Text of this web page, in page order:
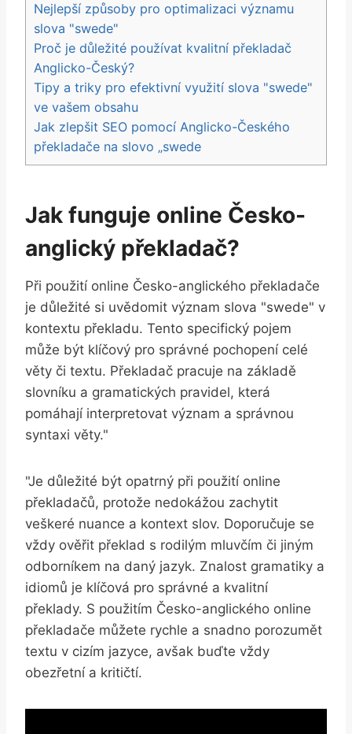
Nejlepší způsoby pro optimalizaci významu
slova "swede"
Proč je důležité používat kvalitní překladač
Anglicko-Český?
Tipy a triky pro efektivní využití slova "swede"
ve vašem obsahu
Jak zlepšit SEO pomocí Anglicko-Českého
překladače na slovo „swede
Jak funguje online Česko-
anglický překladač?
Při použití online Česko-anglického překladače
je důležité si uvědomit význam slova "swede" v
kontextu překladu. Tento specifický pojem
může být klíčový pro správné pochopení celé
věty či textu. Překladač pracuje na základě
slovníku a gramatických pravidel, která
pomáhají interpretovat význam a správnou
syntaxi věty."
"Je důležité být opatrný při použití online
překladačů, protože nedokážou zachytit
veškeré nuance a kontext slov. Doporučuje se
vždy ověřit překlad s rodilým mluvčím či jiným
odborníkem na daný jazyk. Znalost gramatiky a
idiomů je klíčová pro správné a kvalitní
překlady. S použitím Česko-anglického online
překladače můžete rychle a snadno porozumět
textu v cizím jazyce, avšak buďte vždy
obezřetní a kritičtí.